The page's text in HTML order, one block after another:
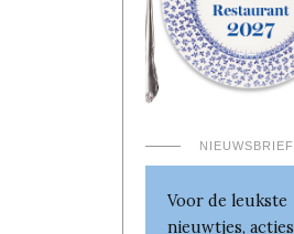
NIEUWSBRIEF
Voor de leukste
nieuwtjes, acties